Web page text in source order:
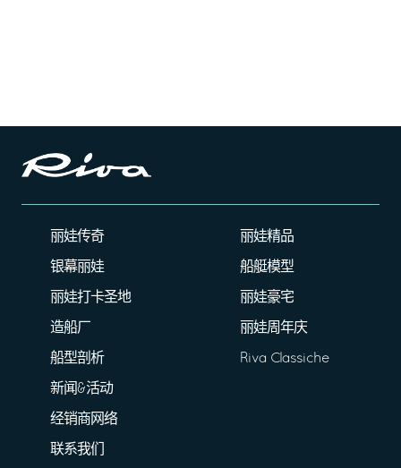
丽娃传奇
银幕丽娃
丽娃打卡圣地
造船厂
船型剖析
新闻&活动
经销商网络
联系我们
丽娃精品
船艇模型
丽娃豪宅
丽娃周年庆
Riva Classiche